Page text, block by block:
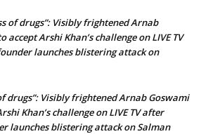
of drugs”: Visibly frightened Arnab
accept Arshi Khan’s challenge on LIVE TV
launches blistering attack on
drugs”: Visibly frightened Arnab Goswami
Khan’s challenge on LIVE TV after
launches blistering attack on Salman